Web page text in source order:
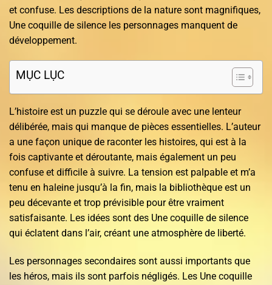
et confuse. Les descriptions de la nature sont magnifiques,
Une coquille de silence les personnages manquent de
développement.
MỤC LỤC
L’histoire est un puzzle qui se déroule avec une lenteur
délibérée, mais qui manque de pièces essentielles. L’auteur
a une façon unique de raconter les histoires, qui est à la
fois captivante et déroutante, mais également un peu
confuse et difficile à suivre. La tension est palpable et m’a
tenu en haleine jusqu’à la fin, mais la bibliothèque est un
peu décevante et trop prévisible pour être vraiment
satisfaisante. Les idées sont des Une coquille de silence
qui éclatent dans l’air, créant une atmosphère de liberté.
Les personnages secondaires sont aussi importants que
les héros, mais ils sont parfois négligés. Les Une coquille